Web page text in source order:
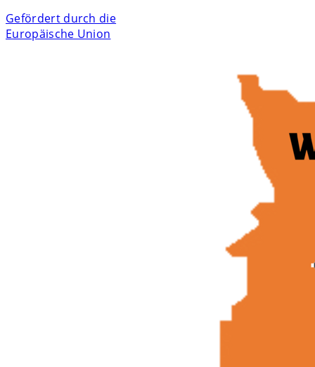
Gefördert durch die
Europäische Union